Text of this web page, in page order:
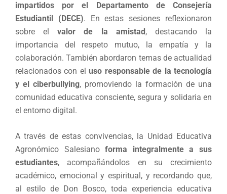
impartidos por el Departamento de Consejería
Estudiantil (DECE). En estas sesiones reflexionaron
sobre elvalor de la amistad, destacando la
importancia del respeto mutuo, la empatía y la
colaboración. También abordaron temas de actualidad
relacionados con eluso responsable de la tecnología
y el ciberbullying, promoviendo la formación de una
comunidad educativa consciente, segura y solidaria en
el entorno digital.
A través de estas convivencias, la Unidad Educativa
Agronómico Salesianoforma integralmente a sus
estudiantes, acompañándolos en su crecimiento
académico, emocional y espiritual, y recordando que,
al estilo de Don Bosco, toda experiencia educativa